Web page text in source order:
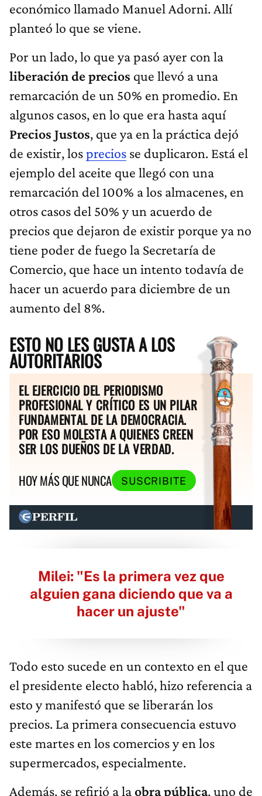
económico llamado Manuel Adorni. Allí
planteó lo que se viene.
Por un lado, lo que ya pasó ayer con la
liberación de precios que llevó a una
remarcación de un 50% en promedio. En
algunos casos, en lo que era hasta aquí
Precios Justos, que ya en la práctica dejó
de existir, losprecios se duplicaron. Está el
ejemplo del aceite que llegó con una
remarcación del 100% a los almacenes, en
otros casos del 50% y un acuerdo de
precios que dejaron de existir porque ya no
tiene poder de fuego la Secretaría de
Comercio, que hace un intento todavía de
hacer un acuerdo para diciembre de un
aumento del 8%.
ESTO NO LES GUSTA A LOS
AUTORITARIOS
EL EJERCICIO DEL PERIODISMO
PROFESIONAL Y CRÍTICO ES UN PILAR
FUNDAMENTAL DE LA DEMOCRACIA.
POR ESO MOLESTA A QUIENES CREEN
SER LOS DUEÑOS DE LA VERDAD.
HOY MÁS QUE NUNCA
SUSCRIBITE
Milei: "Es la primera vez que
alguien gana diciendo que va a
hacer un ajuste"
Todo esto sucede en un contexto en el que
el presidente electo habló, hizo referencia a
esto y manifestó que se liberarán los
precios. La primera consecuencia estuvo
este martes en los comercios y en los
supermercados, especialmente.
Además, se refirió a laobra pública, uno de